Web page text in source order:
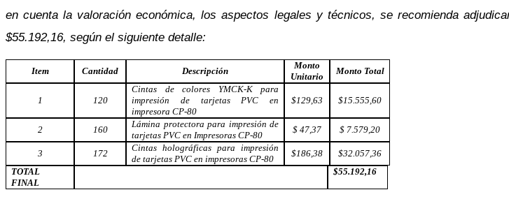
en cuenta la valoración económica, los aspectos legales y técnicos, se recomienda
$55.192,16, según el siguiente detalle:
Item Cantidad Descripción
Monto
Unitario
Monto Total
1 120
Cintas de colores YMCK-K para
impresión de tarjetas PVC en
impresora CP-80
$129,63 $15.555,60
2 160
Lámina protectora para impresión de
tarjetas PVC en Impresoras CP-80
$ 47,37 $ 7.579,20
3 172
Cintas holográficas para impresión
de tarjetas PVC en impresoras CP-80
$186,38
$32.057,36
TOTAL
FINAL
$55.192,16